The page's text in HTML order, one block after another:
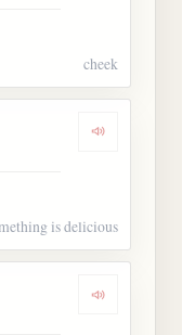
cheek
Dengarkan
is delicious
Dengarkan